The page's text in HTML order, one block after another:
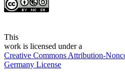
This
work is licensed under a
Creative Commons Attribution-
Germany License